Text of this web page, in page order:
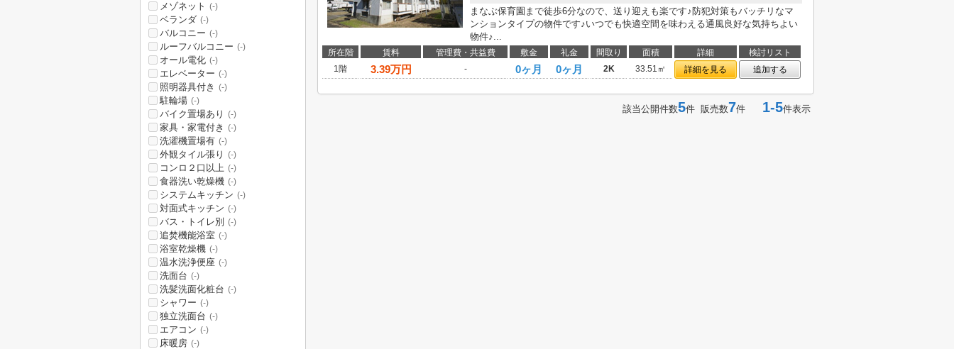
まなぶ保育園まで徒歩6分なので、送り迎えも楽です♪防犯対策もバッチリなマ
ンションタイプの物件です♪いつでも快適空間を味わえる通風良好な気持ちよい
物件♪...
所在階 賃料 管理費・共益費 敷金 礼金 間取り 面積 詳細
検討リスト
1階
3.39万円 - 0ヶ月 0ヶ月 2K 33.51㎡ 詳細を見る 追加する
該当公開件数5件 販売数7件 1-5件表示
メゾネット (-)
ベランダ (-)
バルコニー (-)
ルーフバルコニー (-)
オール電化 (-)
エレベーター (-)
照明器具付き (-)
駐輪場 (-)
バイク置場あり (-)
家具・家電付き (-)
洗濯機置場有 (-)
外観タイル張り (-)
コンロ２口以上 (-)
食器洗い乾燥機 (-)
システムキッチン (-)
対面式キッチン (-)
バス・トイレ別 (-)
追焚機能浴室 (-)
浴室乾燥機 (-)
温水洗浄便座 (-)
洗面台 (-)
洗髪洗面化粧台 (-)
シャワー (-)
独立洗面台 (-)
エアコン (-)
床暖房 (-)